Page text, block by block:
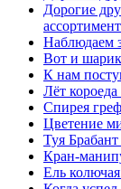
Дорогие
Наблюдаем
Вот и
К нам
Лёт
Спирея
Цветение
Туя Брабант
Кран-
Ель